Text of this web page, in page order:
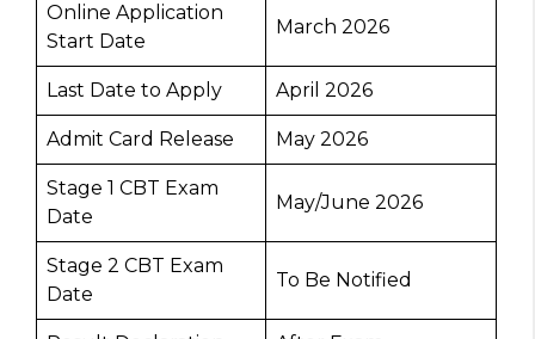
Online Application
Start Date
March 2026
Last Date to Apply April 2026
Admit Card Release May 2026
Stage 1 CBT Exam
Date
May/June 2026
Stage 2 CBT Exam
Date
To Be Notified